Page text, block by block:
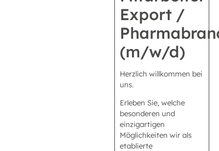
Export /
(m/w/d)
Herzlich willkommen bei
uns.
Erleben Sie, welche
besonderen und
einzigartigen
Möglichkeiten wir als
etablierte